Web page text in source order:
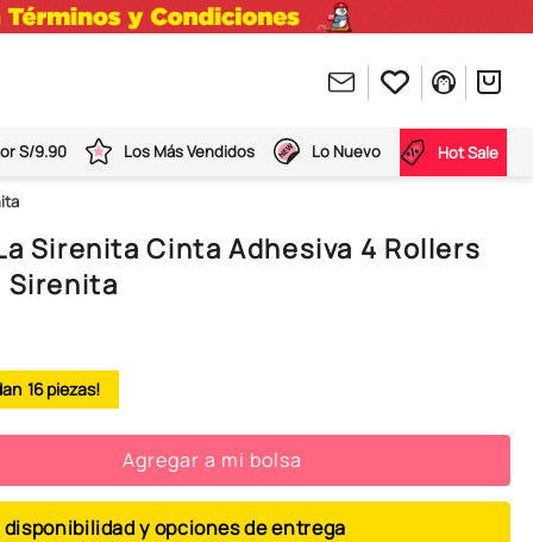
S/9.90 Los Más Vendidos Lo Nuevo Hot Sale
Sirenita Cinta Adhesiva 4 Rollers
Sirenita
16
Agregar a mi bolsa
disponibilidad y opciones de entrega